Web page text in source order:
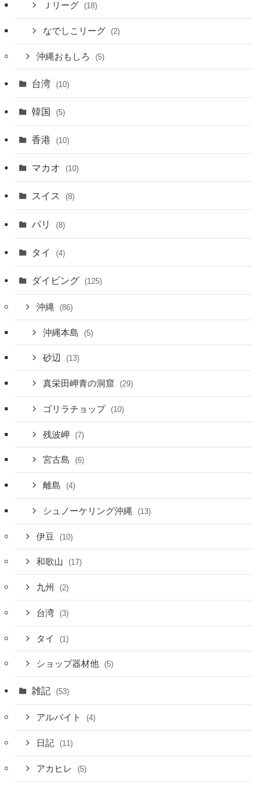
Ｊリーグ (18)
なでしこリーグ (2)
沖縄おもしろ (5)
台湾 (10)
韓国 (5)
香港 (10)
マカオ (10)
スイス (8)
パリ (8)
タイ (4)
ダイビング (125)
沖縄 (86)
沖縄本島 (5)
砂辺 (13)
真栄田岬青の洞窟 (29)
ゴリラチョップ (10)
残波岬 (7)
宮古島 (6)
離島 (4)
シュノーケリング沖縄 (13)
伊豆 (10)
和歌山 (17)
九州 (2)
台湾 (3)
タイ (1)
ショップ器材他 (5)
雑記 (53)
アルバイト (4)
日記 (11)
アカヒレ (5)